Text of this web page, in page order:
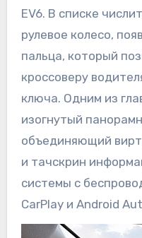
EV6. В списке
рулевое колесо,
пальца, который
кроссоверу
ключа. Одним из
изогнутый
объединяющий
и тачскрин
системы с
CarPlay и Android